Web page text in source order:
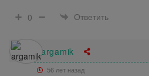
0
Ответить
argamik
56 лет назад